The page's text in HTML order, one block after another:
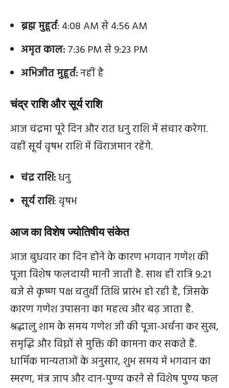
ब्रह्म मुहूर्त: 4:08 AM से 4:56 AM
अमृत काल:7:36 PM से 9:23 PM
अभिजीत मुहूर्त:नहीं है
चंद्र राशि और सूर्य राशि
आज चंद्रमा पूरे दिन और रात धनु राशि में संचार करेगा.
वहीं सूर्य वृषभ राशि में विराजमान रहेंगे.
चंद्र राशि:धनु
सूर्य राशि: वृषभ
आज का विशेष ज्योतिषीय संकेत
आज बुधवार का दिन होने के कारण भगवान गणेश की
पूजा विशेष फलदायी मानी जाती है. साथ ही रात्रि 9:21
बजे से कृष्ण पक्ष चतुर्थी तिथि प्रारंभ हो रही है, जिसके
कारण गणेश उपासना का महत्व और बढ़ जाता है.
श्रद्धालु शाम के समय गणेश जी की पूजा-अर्चना कर सुख,
समृद्धि और विघ्नों से मुक्ति की कामना कर सकते हैं.
धार्मिक मान्यताओं के अनुसार, शुभ समय में भगवान का
स्मरण, मंत्र जाप और दान-पुण्य करने से विशेष पुण्य फल